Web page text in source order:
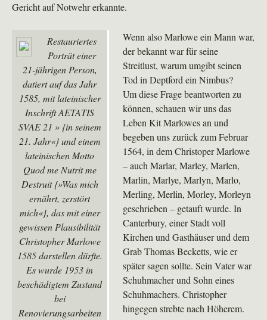
Gericht auf Notwehr erkannte.
Restauriertes
Porträt einer
21-jährigen Person,
datiert auf das Jahr
1585, mit lateinischer
Inschrift AETATIS
SVAE 21 » {in seinem
21. Jahr«} und einem
lateinischen Motto
Quod me Nutrit me
Destruit {»Was mich
ernährt, zerstört
mich«}, das mit einer
gewissen Plausibilität
Christopher Marlowe
1585 darstellen dürfte.
Es wurde 1953 in
beschädigtem Zustand
bei
Renovierungsarbeiten
Wenn also Marlowe ein Mann war,
der bekannt war für seine
Streitlust, warum umgibt seinen
Tod in Deptford ein Nimbus?
Um diese Frage beantworten zu
können, schauen wir uns das
Leben Kit Marlowes an und
begeben uns zurück zum Februar
1564, in dem Christoper Marlowe
– auch Marlar, Marley, Marlen,
Marlin, Marlye, Marlyn, Marlo,
Merling, Merlin, Morley, Morleyn
geschrieben – getauft wurde. In
Canterbury, einer Stadt voll
Kirchen und Gasthäuser und dem
Grab Thomas Becketts, wie er
später sagen sollte. Sein Vater war
Schuhmacher und Sohn eines
Schuhmachers. Christopher
hingegen strebte nach Höherem.